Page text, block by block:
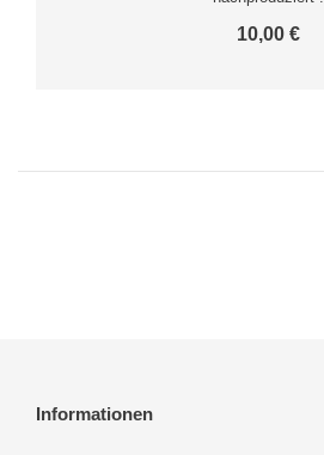
10,00 €
Informationen